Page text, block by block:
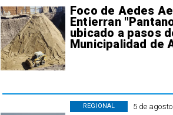
Foco de Aedes
Entierran
ubicado a pasos
Municipalidad de
5 de
REGIONAL